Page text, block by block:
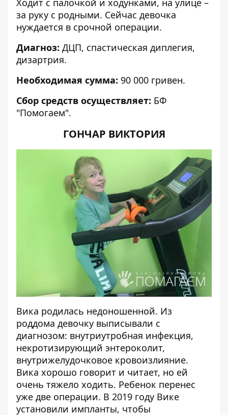
Ходит с палочкой и ходунками, на улице –
за руку с родными. Сейчас девочка
нуждается в срочной операции.
Диагноз: ДЦП, спастическая диплегия,
дизартрия.
Необходимая сумма: 90 000 гривен.
Сбор средств осуществляет: БФ
"Помогаем".
ГОНЧАР ВИКТОРИЯ
Вика родилась недоношенной. Из
роддома девочку выписывали с
диагнозом: внутриутробная инфекция,
некротизирующий энтероколит,
внутрижелудочковое кровоизлияние.
Вика хорошо говорит и читает, но ей
очень тяжело ходить. Ребенок перенес
уже две операции. В 2019 году Вике
установили импланты, чтобы